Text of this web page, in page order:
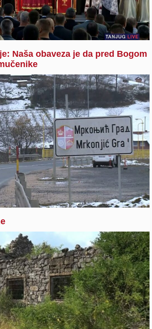
Naša obaveza je da pred Bogom